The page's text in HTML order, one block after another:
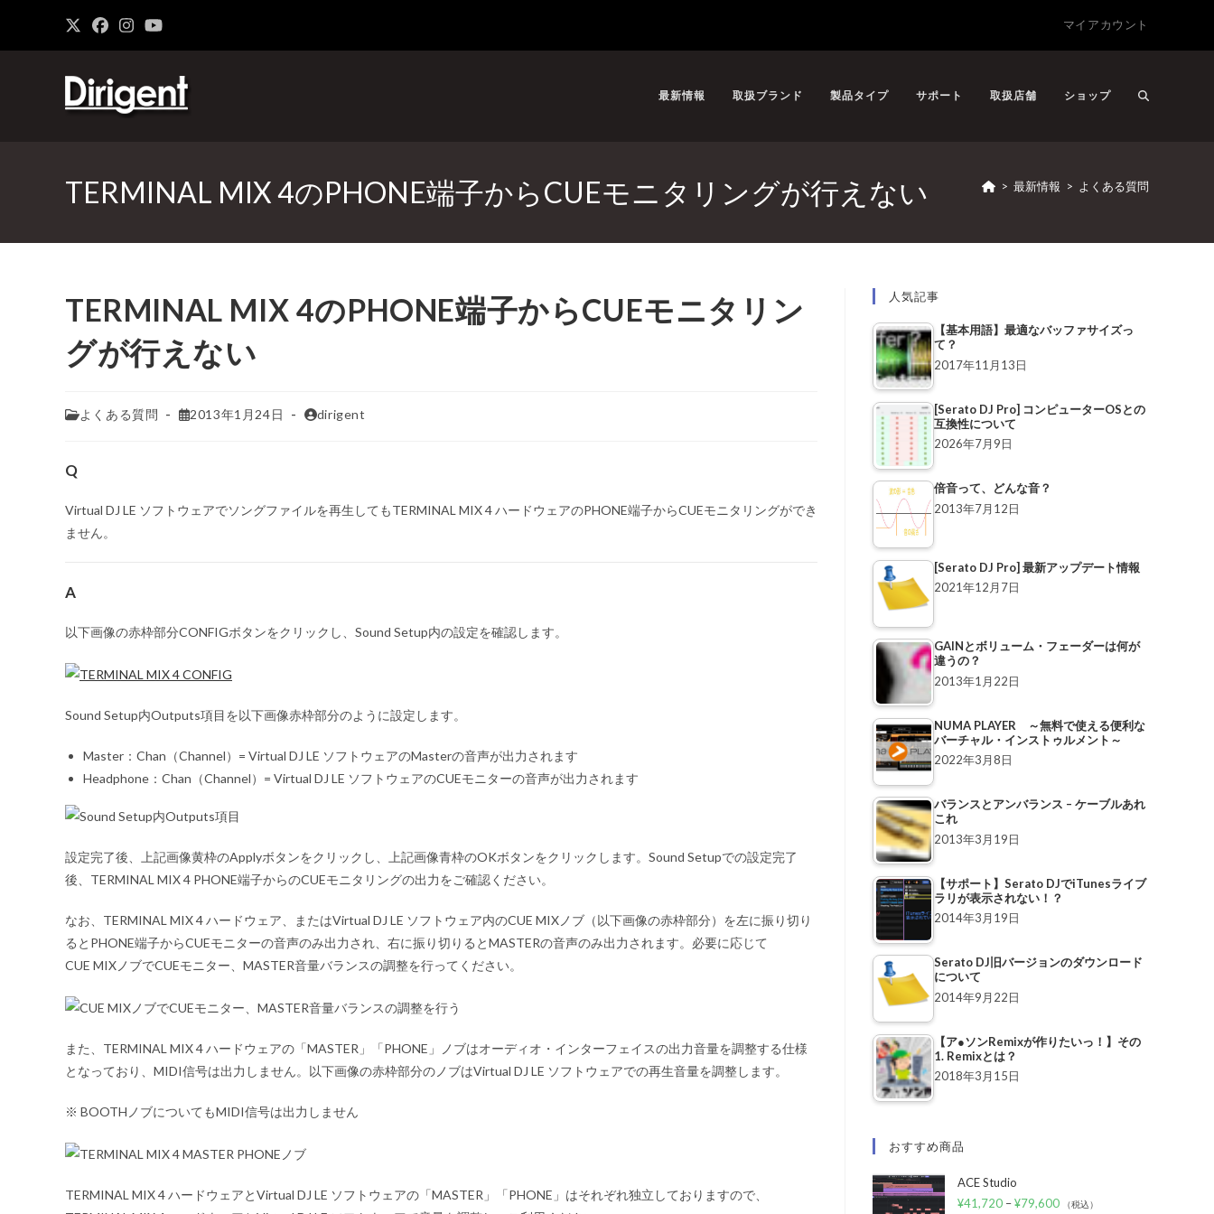
マイアカウント
最新情報 取扱ブランド 製品タイプ サポート 取扱店舗 ショップ
TERMINAL MIX 4のPHONE端子からCUEモニタリングが行えない > 最新情報 > よくある質問
TERMINAL MIX 4のPHONE端子からCUEモニタリン
グが行えない
よくある質問 2013年1月24日 dirigent
Q
Virtual DJ LE ソフトウェアでソングファイルを再生してもTERMINAL MIX 4 ハードウェアのPHONE端子からCUEモニタリングができ
ません。
A
以下画像の赤枠部分CONFIGボタンをクリックし、Sound Setup内の設定を確認します。
Sound Setup内Outputs項目を以下画像赤枠部分のように設定します。
Master：Chan（Channel）= Virtual DJ LE ソフトウェアのMasterの音声が出力されます
Headphone：Chan（Channel）= Virtual DJ LE ソフトウェアのCUEモニターの音声が出力されます
設定完了後、上記画像黄枠のApplyボタンをクリックし、上記画像青枠のOKボタンをクリックします。Sound Setupでの設定完了
後、TERMINAL MIX 4 PHONE端子からのCUEモニタリングの出力をご確認ください。
なお、TERMINAL MIX 4 ハードウェア、またはVirtual DJ LE ソフトウェア内のCUE MIXノブ（以下画像の赤枠部分）を左に振り切り
るとPHONE端子からCUEモニターの音声のみ出力され、右に振り切りるとMASTERの音声のみ出力されます。必要に応じて
CUE MIXノブでCUEモニター、MASTER音量バランスの調整を行ってください。
また、TERMINAL MIX 4 ハードウェアの「MASTER」「PHONE」ノブはオーディオ・インターフェイスの出力音量を調整する仕様
となっており、MIDI信号は出力しません。以下画像の赤枠部分のノブはVirtual DJ LE ソフトウェアでの再生音量を調整します。
※ BOOTHノブについてもMIDI信号は出力しません
TERMINAL MIX 4 ハードウェアとVirtual DJ LE ソフトウェアの「MASTER」「PHONE」はそれぞれ独立しておりますので、
人気記事
【基本用語】最適なバッファサイズっ
て？
2017年11月13日
[Serato DJ Pro] コンピューターOSとの
互換性について
2026年7月9日
倍音って、どんな音？
2013年7月12日
[Serato DJ Pro] 最新アップデート情報
2021年12月7日
GAINとボリューム・フェーダーは何が
違うの？
2013年1月22日
NUMA PLAYER ～無料で使える便利な
バーチャル・インストゥルメント～
2022年3月8日
バランスとアンバランス – ケーブルあれ
これ
2013年3月19日
【サポート】Serato DJでiTunesライブ
ラリが表示されない！？
2014年3月19日
Serato DJ旧バージョンのダウンロード
について
2014年9月22日
【ア●ソンRemixが作りたいっ！】その
1. Remixとは？
2018年3月15日
おすすめ商品
ACE Studio
¥41,720 –¥79,600 （税込）